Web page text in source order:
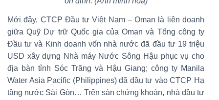
Mới đây, CTCP Đầu tư Việt Nam – Oman là liên doanh
giữa Quỹ Dự trữ Quốc gia của Oman và Tổng công ty
Đầu tư và Kinh doanh vốn nhà nước đã đầu tư 19 triệu
USD xây dựng Nhà máy Nước Sông Hậu phục vụ cho
địa bàn tỉnh Sóc Trăng và Hậu Giang; công ty Manila
Water Asia Pacific (Philippines) đã đầu tư vào CTCP Hạ
tầng nước Sài Gòn… Trên sàn chứng khoán, nhà đầu tư